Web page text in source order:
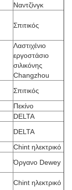
Ναντζίνγκ
Σπιτικός
Λαστιχένιο
εργοστάσιο
σιλικόνης
Changzhou
Σπιτικός
Πεκίνο
DELTA
DELTA
Chint ηλεκτρικό
Όργανο Dewey
Chint ηλεκτρικό